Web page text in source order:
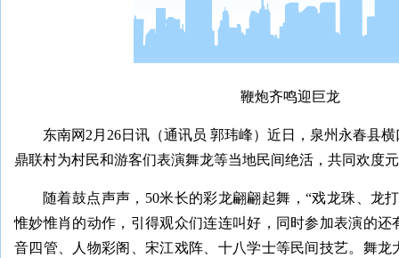
鞭炮齐鸣迎巨龙
东南网2月26日讯（通讯员 郭玮峰）近日，泉州永春县
鼎联村为村民和游客们表演舞龙等当地民间绝活，共同欢度
随着鼓点声声，50米长的彩龙翩翩起舞，“戏龙珠、龙
惟妙惟肖的动作，引得观众们连连叫好，同时参加表演的还
音四管、人物彩阁、宋江戏阵、十八学士等民间技艺。舞龙